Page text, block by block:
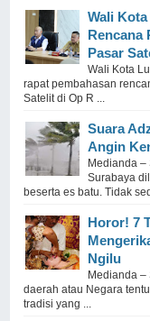
Wali
Rencana
Pasar
Wali Kota
rapat pembahasan
Satelit di Op R ...
Suara
Angin
Medianda –
Surabaya
beserta es batu. Tidak
Horor! 7
Ngilu
Medianda –
daerah atau Negara
tradisi yang ...